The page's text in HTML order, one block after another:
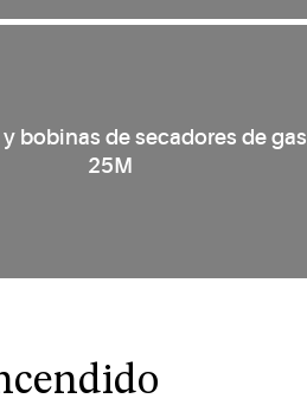
bobinas de secadores de gas
25M